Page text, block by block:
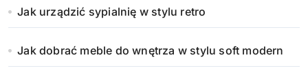
Jak urządzić sypialnię w stylu retro
Jak dobrać meble do wnętrza w stylu soft modern